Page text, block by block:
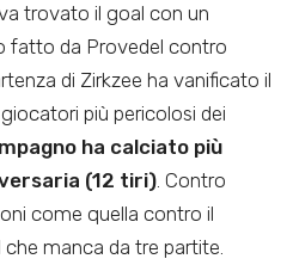
trovato il goal con un
fatto da Provedel contro
di Zirkzee ha vanificato il
più pericolosi dei
ha calciato più
(12 tiri). Contro
come quella contro il
manca da tre partite.